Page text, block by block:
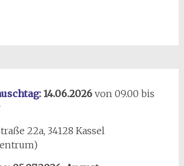
14.06.2026 von 09.00 bis
22a, 34128 Kassel